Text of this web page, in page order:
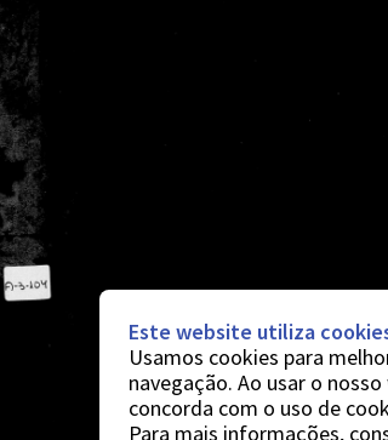
Este website utiliza
Usamos cookies para
navegação. Ao usar o
concorda com o uso de
Para mais informações,